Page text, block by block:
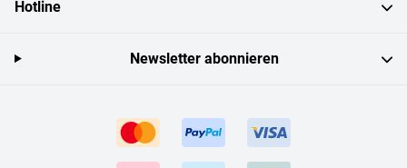
Hotline
Newsletter abonnieren